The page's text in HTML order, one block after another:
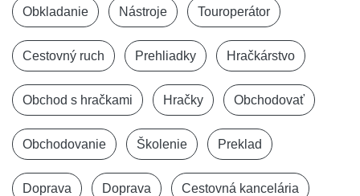
Obkladanie Nástroje Touroperátor
Cestovný ruch Prehliadky Hračkárstvo
Obchod s hračkami Hračky Obchodovať
Obchodovanie Školenie Preklad
Doprava Doprava Cestovná kancelária